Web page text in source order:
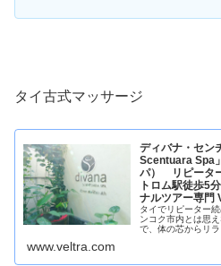
タイ古式マッサージ
ディバナ・セン
Scentuara Spa
パ） リピータ
トロム駅徒歩5
ナルツアー専門
タイでリピーター
ンコク市内とは思
で、体の芯からリ
www.veltra.com